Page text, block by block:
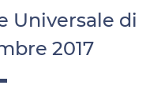
di
2017